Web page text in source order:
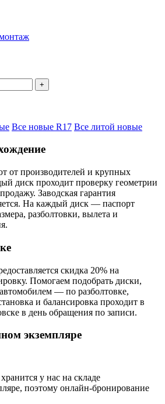
+
Все новые R17 Все литой новые
от производителей и крупных
диск проходит проверку геометрии
Заводская гарантия
На каждый диск — паспорт
разболтовки, вылета и
скидка 20% на
Помогаем подобрать диски,
— по разболтовке,
и балансировка проходит в
в день обращения по записи.
экземпляре
у нас на складе
поэтому онлайн-бронирование